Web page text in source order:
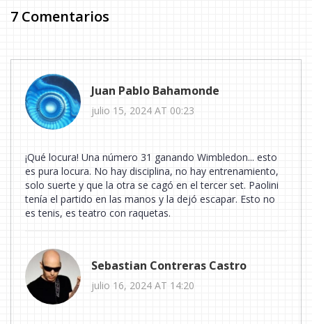
7 Comentarios
Juan Pablo Bahamonde
julio 15, 2024 AT 00:23
¡Qué locura! Una número 31 ganando Wimbledon... esto
es pura locura. No hay disciplina, no hay entrenamiento,
solo suerte y que la otra se cagó en el tercer set. Paolini
tenía el partido en las manos y la dejó escapar. Esto no
es tenis, es teatro con raquetas.
Sebastian Contreras Castro
julio 16, 2024 AT 14:20